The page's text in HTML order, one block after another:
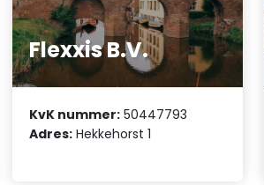
Flexxis B.V.
KvK nummer: 50447793
Adres: Hekkehorst 1